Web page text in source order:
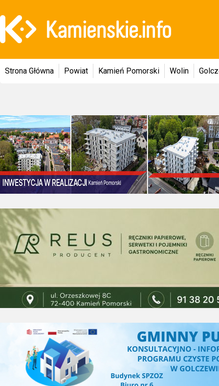
Strona Główna Powiat Kamień Pomorski Wolin